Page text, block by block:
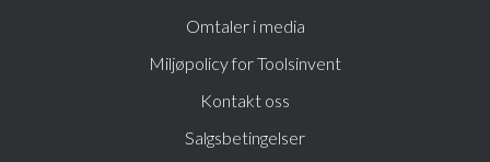
Omtaler i media
Miljøpolicy for Toolsinvent
Kontakt oss
Salgsbetingelser